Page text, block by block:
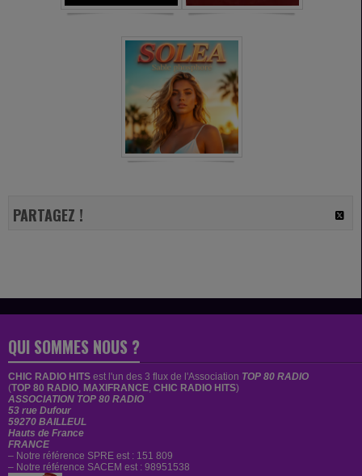
PARTAGEZ !
QUI SOMMES NOUS ?
CHIC RADIO HITS est l'un des 3 flux de l'Association TOP 80 RADIO
(TOP 80 RADIO, MAXIFRANCE, CHIC RADIO HITS)
ASSOCIATION TOP 80 RADIO
53 rue Dufour
59270 BAILLEUL
Hauts de France
FRANCE
– Notre référence SPRE est : 151 809
– Notre référence SACEM est : 98951538